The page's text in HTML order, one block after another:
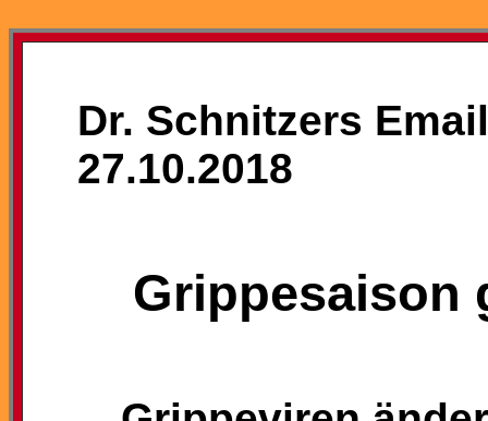
Dr. Schnitzers
27.10.2018
Grippesaison